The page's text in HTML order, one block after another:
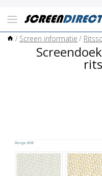
/ Screen informatie /